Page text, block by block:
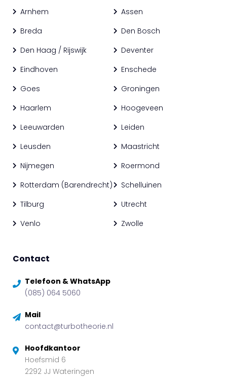
Arnhem
Assen
Breda
Den Bosch
Den Haag / Rijswijk
Deventer
Eindhoven
Enschede
Goes
Groningen
Haarlem
Hoogeveen
Leeuwarden
Leiden
Leusden
Maastricht
Nijmegen
Roermond
Rotterdam (Barendrecht)
Schelluinen
Tilburg
Utrecht
Venlo
Zwolle
Contact
Telefoon & WhatsApp
(085) 064 5060
Mail
contact@turbotheorie.nl
Hoofdkantoor
Hoefsmid 6
2292 JJ Wateringen